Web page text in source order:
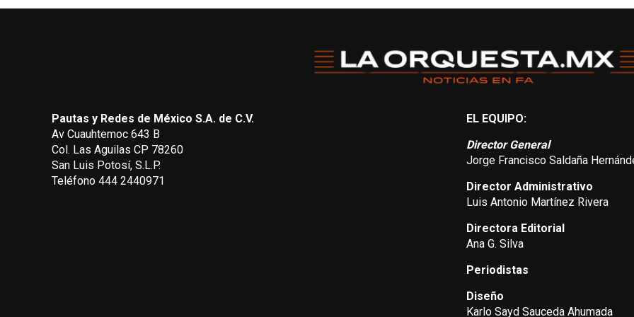
Pautas y Redes de México S.A. de C.V.
Av Cuauhtemoc 643 B
Col. Las Aguilas CP 78260
San Luis Potosí, S.L.P.
Teléfono 444 2440971
EL EQUIPO:
Director General
Jorge Francisco Saldaña
Director Administrativo
Luis Antonio Martínez Rivera
Directora Editorial
Ana G. Silva
Periodistas
Diseño
Karlo Sayd Sauceda Ahumada